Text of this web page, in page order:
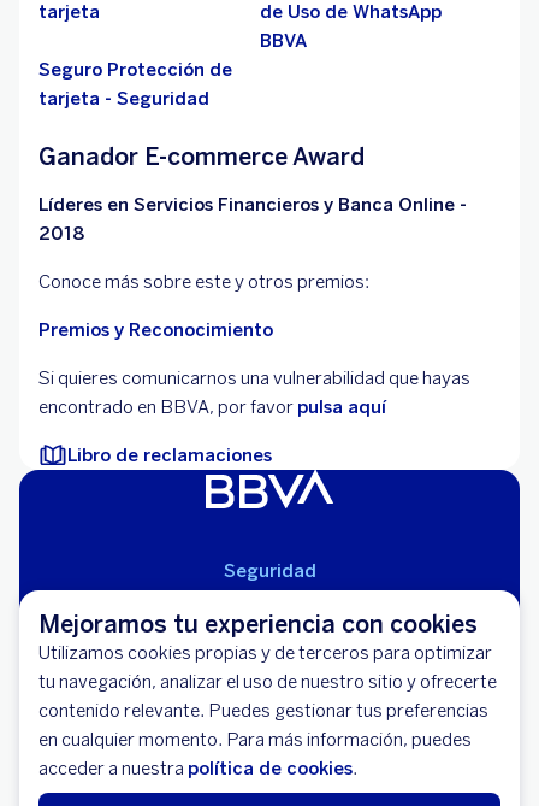
Mejoramos tu experiencia con cookies
Utilizamos cookies propias y de terceros para optimizar
tu navegación, analizar el uso de nuestro sitio y ofrecerte
contenido relevante. Puedes gestionar tus preferencias
en cualquier momento. Para más información, puedes
acceder a nuestra política de cookies.
tarjeta
de Uso de WhatsApp
BBVA
Seguro Protección de
tarjeta - Seguridad
Ganador E-commerce Award
Líderes en Servicios Financieros y Banca Online -
2018
Conoce más sobre este y otros premios:
Premios y Reconocimiento
Si quieres comunicarnos una vulnerabilidad que hayas
encontrado en BBVA, por favor pulsa aquí
Libro de reclamaciones
Seguridad
Cláusulas Generales de Contratación
Mapa del Sitio
Libro de Reclamaciones
Llámanos (01) 595-0000
Banco BBVA Perú - RUC 20100130204
Av. República de Panamá 3055 - San Isidro